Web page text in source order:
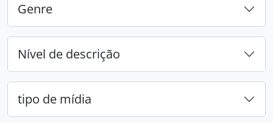
Genre
Nível de descrição
tipo de mídia